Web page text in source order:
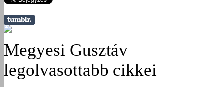
Megyesi Gusztáv
legolvasottabb cikkei